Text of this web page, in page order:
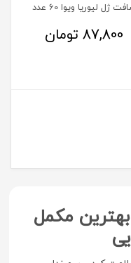
ژل لیوریا ویوا 60 عدد
87,800 تومان
مکمل